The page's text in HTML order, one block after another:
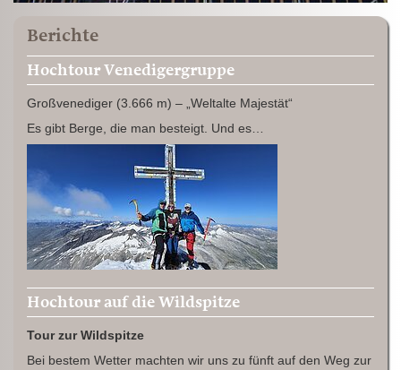
Berichte
Hochtour Venedigergruppe
Großvenediger (3.666 m) – „Weltalte Majestät“
Es gibt Berge, die man besteigt. Und es…
Hochtour auf die Wildspitze
Tour zur Wildspitze
Bei bestem Wetter machten wir uns zu fünft auf den Weg zur